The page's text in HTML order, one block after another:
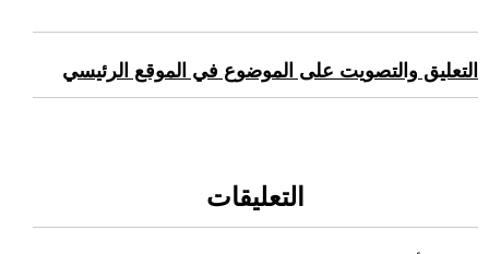
التعليق والتصويت على الموضوع في الموقع الرئيسي
التعليقات